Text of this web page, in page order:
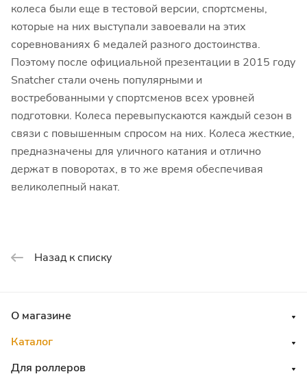
колеса были еще в тестовой версии, спортсмены,
которые на них выступали завоевали на этих
соревнованиях 6 медалей разного достоинства.
Поэтому после официальной презентации в 2015 году
Snatcher стали очень популярными и
востребованными у спортсменов всех уровней
подготовки. Колеса перевыпускаются каждый сезон в
связи с повышенным спросом на них. Колеса жесткие,
предназначены для уличного катания и отлично
держат в поворотах, в то же время обеспечивая
великолепный накат.
Назад к списку
О магазине
Каталог
Для роллеров